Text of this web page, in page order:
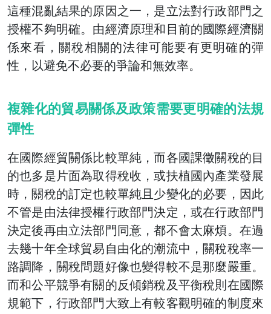
這種混亂結果的原因之一，是立法對行政部門之
授權不夠明確。由經濟原理和目前的國際經濟關
係來看，關稅相關的法律可能要有更明確的彈
性，以避免不必要的爭論和無效率。
複雜化的貿易關係及政策需要更明確的法規
彈性
在國際經貿關係比較單純，而各國課徵關稅的目
的也多是片面為取得稅收，或扶植國內產業發展
時，關稅的訂定也較單純且少變化的必要，因此
不管是由法律授權行政部門決定，或在行政部門
決定後再由立法部門同意，都不會太麻煩。在過
去幾十年全球貿易自由化的潮流中，關稅稅率一
路調降，關稅問題好像也變得較不是那麼嚴重。
而和公平競爭有關的反傾銷稅及平衡稅則在國際
規範下，行政部門大致上有較客觀明確的制度來